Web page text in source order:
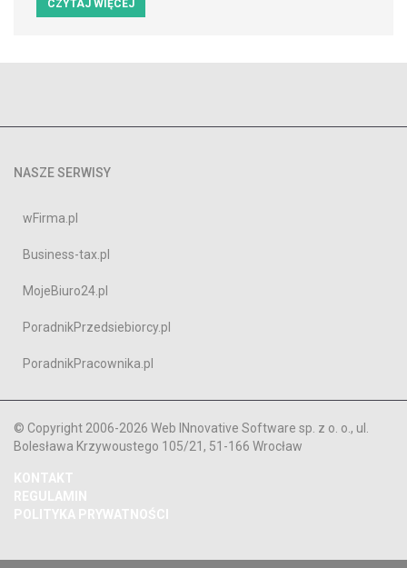
CZYTAJ WIĘCEJ
NASZE SERWISY
wFirma.pl
Business-tax.pl
MojeBiuro24.pl
PoradnikPrzedsiebiorcy.pl
PoradnikPracownika.pl
© Copyright 2006-2026 Web INnovative Software sp. z o. o., ul.
Bolesława Krzywoustego 105/21, 51-166 Wrocław
KONTAKT
REGULAMIN
POLITYKA PRYWATNOŚCI